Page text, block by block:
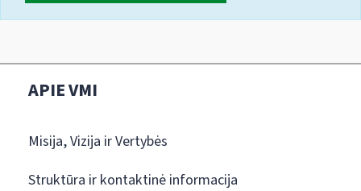
APIE VMI
Misija, Vizija ir Vertybės
Struktūra ir kontaktinė informacija